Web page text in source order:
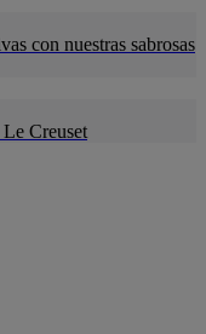
con nuestras sabrosas
Creuset